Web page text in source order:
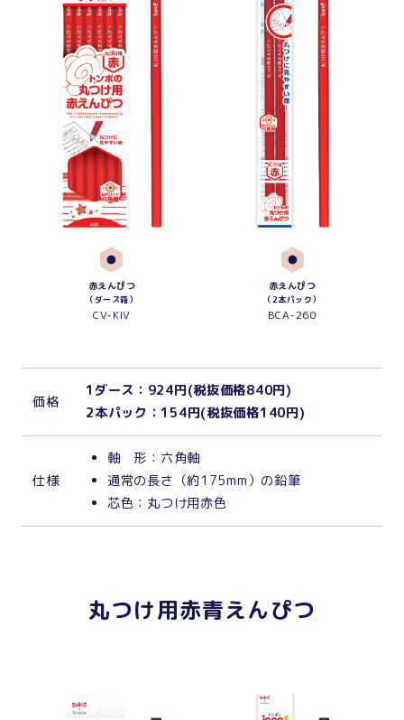
赤えんぴつ
（ダース箱）
CV-KIV
赤えんぴつ
（2本パック）
BCA-260
価格
1ダース：924円(税抜価格840円)
2本パック：154円(税抜価格140円)
仕様
軸 形：六角軸
通常の長さ（約175mm）の鉛筆
芯色：丸つけ用赤色
丸つけ用赤青えんぴつ